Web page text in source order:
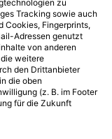
zu
Tracking sowie auch
Cookies, Fingerprints,
Adressen genutzt
von anderen
weitere
den Drittanbieter
die oben
(z. B. im Footer
für die Zukunft